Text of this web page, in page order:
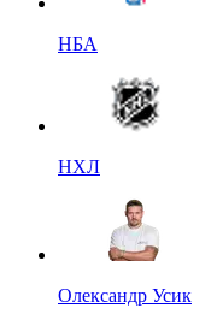
НБА
НХЛ
Олександр Усик